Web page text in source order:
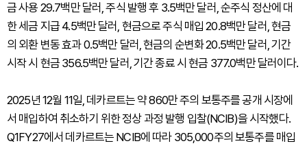
금 사용 29.7백만 달러, 주식 발행 후 3.5백만 달러, 순주식 정산에 대
한 세금 지급 4.5백만 달러, 현금으로 주식 매입 20.8백만 달러, 현금
의 외환 변동 효과 0.5백만 달러, 현금의 순변화 20.5백만 달러, 기간
시작 시 현금 356.5백만 달러, 기간 종료 시 현금 377.0백만 달러이다.
2025년 12월 11일, 데카르트는 약 860만 주의 보통주를 공개 시장에
서 매입하여 취소하기 위한 정상 과정 발행 입찰(NCIB)을 시작했다.
Q1FY27에서 데카르트는 NCIB에 따라 305,000주의 보통주를 매입